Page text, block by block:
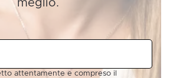
meglio.